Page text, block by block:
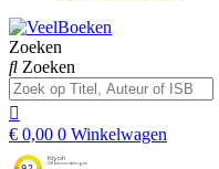
Zoeken
Zoeken
€ 0,00 0 Winkelwagen